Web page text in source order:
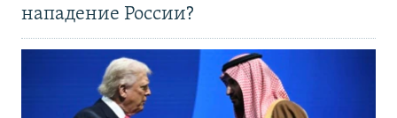
нападение России?